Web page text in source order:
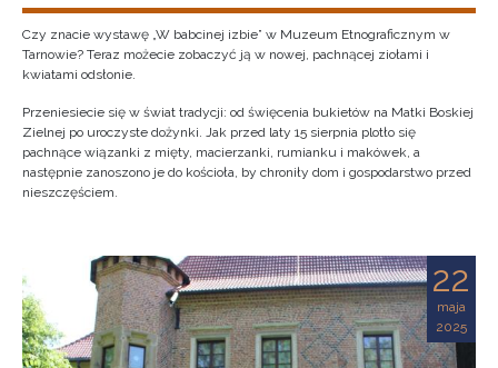
Czy znacie wystawę „W babcinej izbie” w Muzeum Etnograficznym w
Tarnowie? Teraz możecie zobaczyć ją w nowej, pachnącej ziołami i
kwiatami odsłonie.
Przeniesiecie się w świat tradycji: od święcenia bukietów na Matki Boskiej
Zielnej po uroczyste dożynki. Jak przed laty 15 sierpnia plotło się
pachnące wiązanki z mięty, macierzanki, rumianku i makówek, a
następnie zanoszono je do kościoła, by chroniły dom i gospodarstwo przed
nieszczęściem.
22
maja
2025